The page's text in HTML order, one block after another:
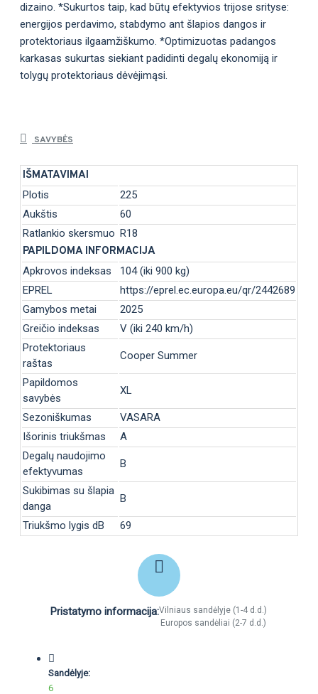
dizaino. *Sukurtos taip, kad būtų efektyvios trijose srityse:
energijos perdavimo, stabdymo ant šlapios dangos ir
protektoriaus ilgaamžiškumo. *Optimizuotas padangos
karkasas sukurtas siekiant padidinti degalų ekonomiją ir
tolygų protektoriaus dėvėjimąsi.
SAVYBĖS
IŠMATAVIMAI
Plotis
225
Aukštis
60
Ratlankio skersmuo R18
PAPILDOMA INFORMACIJA
Apkrovos indeksas
104 (iki 900 kg)
EPREL
https://eprel.ec.europa.eu/qr/2442689
Gamybos metai
2025
Greičio indeksas
V (iki 240 km/h)
Protektoriaus
raštas
Cooper Summer
Papildomos
savybės
XL
Sezoniškumas
VASARA
Išorinis triukšmas
A
Degalų naudojimo
efektyvumas
B
Sukibimas su šlapia
danga
B
Triukšmo lygis dB 69
Pristatymo informacija:Vilniaus sandėlyje (1-4 d.d.)
Europos sandėliai (2-7 d.d.)
Sandėlyje:
6